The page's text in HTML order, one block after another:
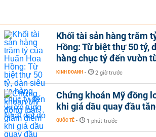
Khối tài sản hàng trăm
Hồng: Từ biệt thự 50 tỷ,
hàng chục tỷ đến vườn
KINH DOANH - 2 giờ trước
Chứng khoán Mỹ đồng
khi giá dầu quay đầu
QUỐC TẾ - 1 phút trước